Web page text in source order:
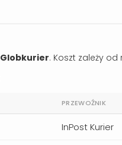
Globkurier. Koszt zależy
PRZEWOŹNIK
InPost Kurier